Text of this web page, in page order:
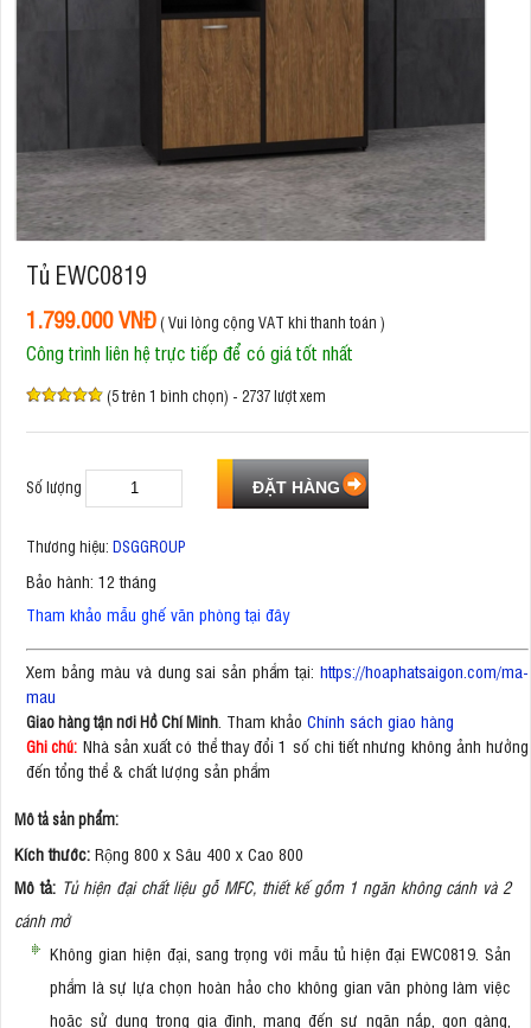
Tủ EWC0819
1.799.000 VNĐ( Vui lòng cộng VAT khi thanh toán )
Công trình liên hệ trực tiếp để có giá tốt nhất
(5 trên 1 bình chọn) - 2737 lượt xem
Số lượng
Thương hiệu: DSGGROUP
Bảo hành: 12 tháng
Tham khảo mẫu ghế văn phòng tại đây
Xem bảng màu và dung sai sản phẩm tại: https://hoaphatsaigon.com/ma-
mau
Giao hàng tận nơi Hồ Chí Minh . Tham khảo Chính sách giao hàng
Ghi chú: Nhà sản xuất có thể thay đổi 1 số chi tiết nhưng không ảnh hưởng
đến tổng thể & chất lượng sản phẩm
Mô tả sản phẩm:
Kích thước: Rộng 800 x Sâu 400 x Cao 800
Mô tả: Tủ hiện đại chất liệu gỗ MFC, thiết kế gồm 1 ngăn không cánh và 2
cánh mở
Không gian hiện đại, sang trọng với mẫu tủ hiện đại EWC0819. Sản
phẩm là sự lựa chọn hoàn hảo cho không gian văn phòng làm việc
hoặc sử dụng trong gia đình, mang đến sự ngăn nắp, gọn gàng,